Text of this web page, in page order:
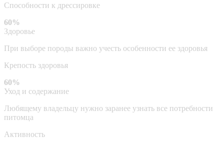
Способности к дрессировке
60%
Здоровье
При выборе породы важно учесть особенности ее здоровья
Крепость здоровья
60%
Уход и содержание
Любящему владельцу нужно заранее узнать все потребности
питомца
Активность